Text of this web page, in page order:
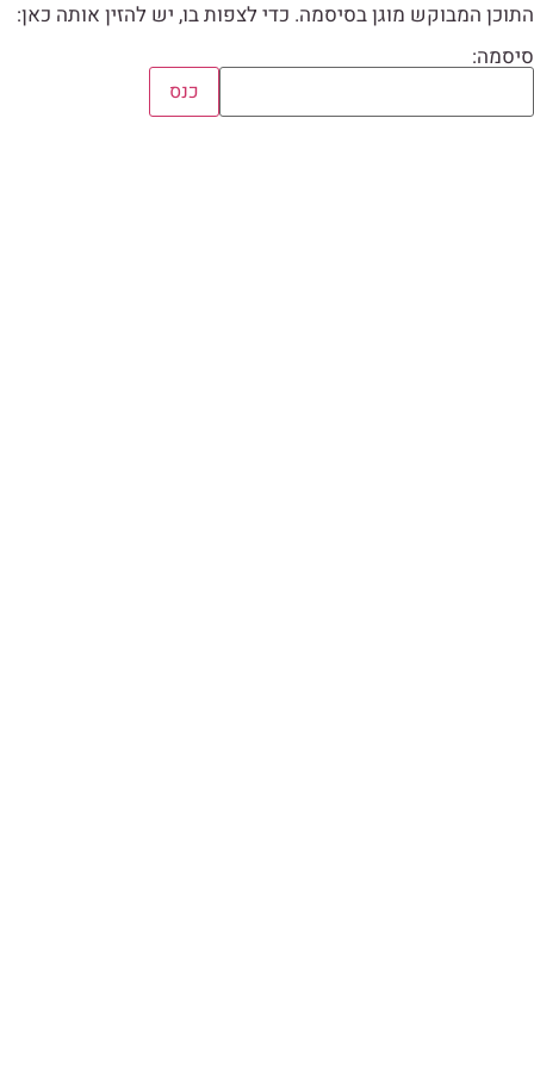
התוכן המבוקש מוגן בסיסמה. כדי לצפות בו, יש להזין אותה כאן:
סיסמה: